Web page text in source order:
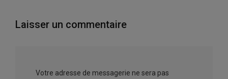
Laisser un commentaire
Votre adresse de messagerie ne sera pas